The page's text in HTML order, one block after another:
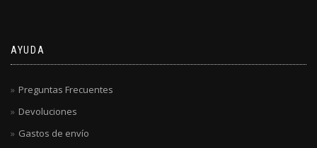
AYUDA
Preguntas Frecuentes
Devoluciones
Gastos de envío